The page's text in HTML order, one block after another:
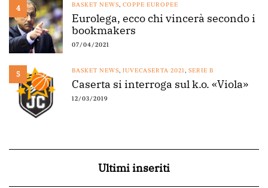
4 BASKET NEWS, COPPE EUROPEE
Eurolega, ecco chi vincerà secondo i
bookmakers
07/04/2021
5 BASKET NEWS, JUVECASERTA 2021, SERIE B
Caserta si interroga sul k.o. «Viola»
12/03/2019
Ultimi inseriti